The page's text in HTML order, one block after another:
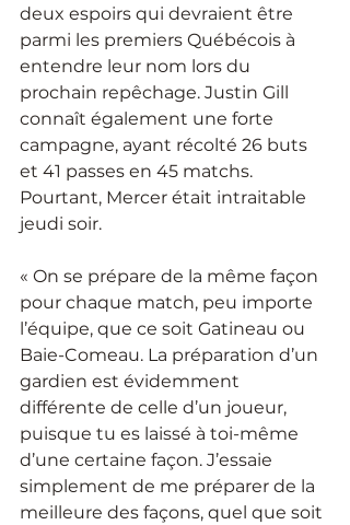
deux espoirs qui devraient être
parmi les premiers Québécois à
entendre leur nom lors du
prochain repêchage. Justin Gill
connaît également une forte
campagne, ayant récolté 26 buts
et 41 passes en 45 matchs.
Pourtant, Mercer était intraitable
jeudi soir.
« On se prépare de la même façon
pour chaque match, peu importe
l’équipe, que ce soit Gatineau ou
Baie-Comeau. La préparation d’un
gardien est évidemment
différente de celle d’un joueur,
puisque tu es laissé à toi-même
d’une certaine façon. J’essaie
simplement de me préparer de la
meilleure des façons, quel que soit